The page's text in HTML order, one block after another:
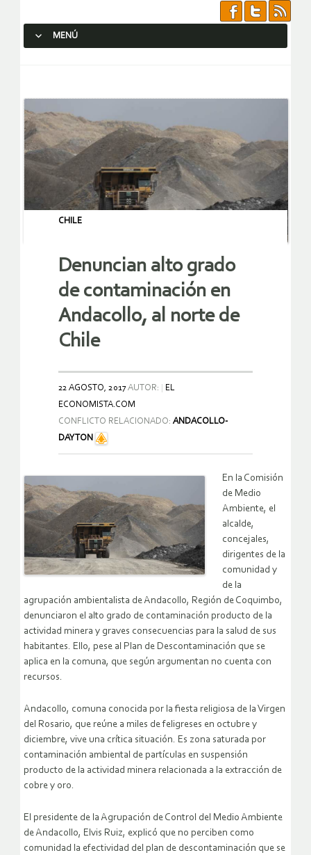
MENÚ
CHILE
Denuncian alto grado
de contaminación en
Andacollo, al norte de
Chile
22 AGOSTO, 2017AUTOR:
EL
ECONOMISTA.COM
CONFLICTO RELACIONADO: ANDACOLLO-
DAYTON
En la Comisión
de Medio
Ambiente, el
alcalde,
concejales,
dirigentes de la
comunidad y
de la
agrupación ambientalista de Andacollo, Región de Coquimbo,
denunciaron el alto grado de contaminación producto de la
actividad minera y graves consecuencias para la salud de sus
habitantes. Ello, pese al Plan de Descontaminación que se
aplica en la comuna, que según argumentan no cuenta con
recursos.
Andacollo, comuna conocida por la fiesta religiosa de la Virgen
del Rosario, que reúne a miles de feligreses en octubre y
diciembre, vive una crítica situación. Es zona saturada por
contaminación ambiental de partículas en suspensión
producto de la actividad minera relacionada a la extracción de
cobre y oro.
El presidente de la Agrupación de Control del Medio Ambiente
de Andacollo, Elvis Ruiz, explicó que no perciben como
comunidad la efectividad del plan de descontaminación que se